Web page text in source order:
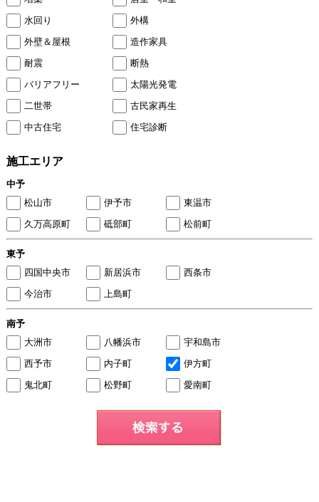
水回り
外構
外壁＆屋根
造作家具
耐震
断熱
バリアフリー
太陽光発電
二世帯
古民家再生
中古住宅
住宅診断
施工エリア
中予
松山市
伊予市
東温市
久万高原町
砥部町 松前町
東予
四国中央市
新居浜市
西条市
今治市
上島町
南予
大洲市
八幡浜市
宇和島市
西予市
内子町
伊方町
鬼北町
松野町 愛南町